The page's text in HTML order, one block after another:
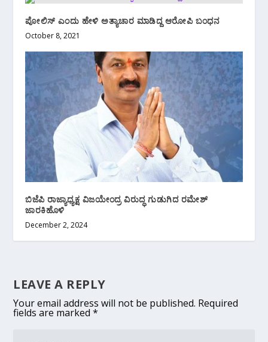
ಪೋಲಿಸ್ ಎಂದು ಹೇಳಿ ಅತ್ಯಾಚಾರ ಮಾಡಿದ್ದ ಆರೋಪಿ ಬಂಧನ
October 8, 2021
ಬಿಜೆಪಿ ರಾಜ್ಯಾಧ್ಯಕ್ಷ ವಿಜಯೇಂದ್ರ ವಿರುದ್ಧ ಗುಡುಗಿದ ರಮೇಶ್
ಜಾರಕಿಹೊಳಿ
December 2, 2024
LEAVE A REPLY
Your email address will not be published. Required
fields are marked*